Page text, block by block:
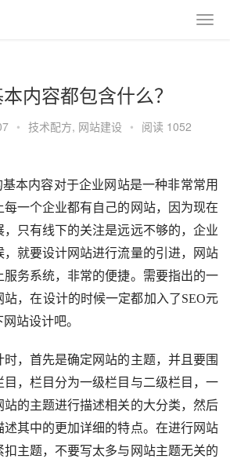
内容都包含什么？
• 技术配方, 网站建设 • 阅读 1052
内容对于企业网站是一种非常常用
每一个企业都有自己的网站，因为现在
，只有线下的关注是远远不够的，企业
就要设计网站进行流量的引进，网站
务系统，非常的便捷。需要指出的一
站，在设计的时候一定都加入了SEO元
站设计吧。
首先是确定网站的主题，并且要围
，栏目分为一级栏目与二级栏目，一
的主题进行描述相关的大分类，然后
其中的更加详细的特点。在进行网站
扣主题，不要写太多与网站主题无关的